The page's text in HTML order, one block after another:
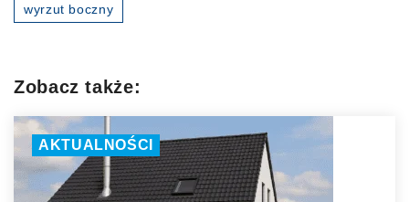
wyrzut boczny
Zobacz także:
AKTUALNOŚCI